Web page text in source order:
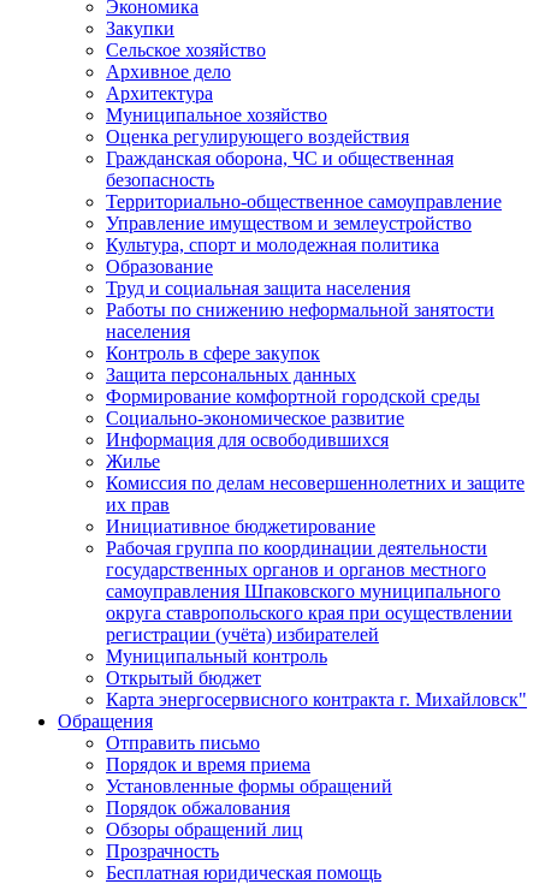
Экономика
Закупки
Сельское хозяйство
Архивное дело
Архитектура
Муниципальное хозяйство
Оценка регулирующего воздействия
Гражданская оборона, ЧС и общественная
безопасность
Территориально-общественное самоуправление
Управление имуществом и землеустройство
Культура, спорт и молодежная политика
Образование
Труд и социальная защита населения
Работы по снижению неформальной занятости
населения
Контроль в сфере закупок
Защита персональных данных
Формирование комфортной городской среды
Социально-экономическое развитие
Информация для освободившихся
Жилье
Комиссия по делам несовершеннолетних и защите
их прав
Инициативное бюджетирование
Рабочая группа по координации деятельности
государственных органов и органов местного
самоуправления Шпаковского муниципального
округа ставропольского края при осуществлении
регистрации (учёта) избирателей
Муниципальный контроль
Открытый бюджет
Карта энергосервисного контракта г. Михайловск"
Обращения
Отправить письмо
Порядок и время приема
Установленные формы обращений
Порядок обжалования
Обзоры обращений лиц
Прозрачность
Бесплатная юридическая помощь